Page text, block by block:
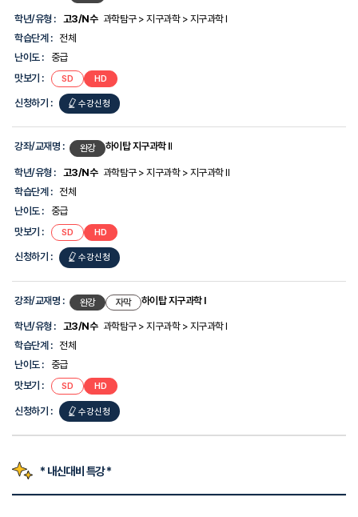
학년/유형 : 고3/N수 과학탐구 > 지구과학 > 지구과학 I
학습단계 :
전체
난이도 :
중급
맛보기 :
SD HD
신청하기 : 수강신청
강좌/교재명 : 완강 하이탑 지구과학 II
학년/유형 : 고3/N수 과학탐구 > 지구과학 > 지구과학 II
학습단계 :
전체
난이도 :
중급
맛보기 :
SD HD
신청하기 : 수강신청
강좌/교재명 : 완강 자막 하이탑 지구과학 I
학년/유형 : 고3/N수 과학탐구 > 지구과학 > 지구과학 I
학습단계 :
전체
난이도 :
중급
맛보기 :
SD HD
신청하기 : 수강신청
* 내신대비 특강 *